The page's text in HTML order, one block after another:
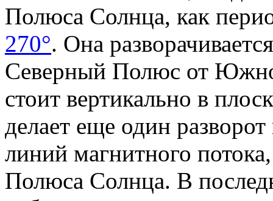
Полюса Солнца, как
270°. Она
Северный Полюс от
стоит вертикально в
делает еще один
линий магнитного
Полюса Солнца. В